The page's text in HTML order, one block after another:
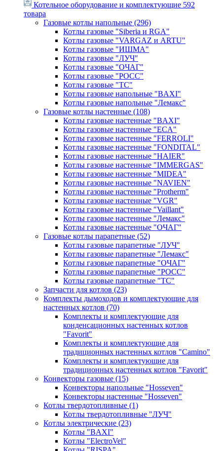
Котельное оборудование и комплектующие 592
товара
Газовые котлы напольные (296)
Котлы газовые "Siberia и RGA"
Котлы газовые "VARGAZ и ARTU"
Котлы газовые "ИШМА"
Котлы газовые "ЛУЧ"
Котлы газовые "ОЧАГ"
Котлы газовые "РОСС"
Котлы газовые "ТС"
Котлы газовые напольные "BAXI"
Котлы газовые напольные "Лемакс"
Газовые котлы настенные (108)
Котлы газовые настенные "BAXI"
Котлы газовые настенные "ECA"
Котлы газовые настенные "FERROLI"
Котлы газовые настенные "FONDITAL"
Котлы газовые настенные "HAIER"
Котлы газовые настенные "IMMERGAS"
Котлы газовые настенные "MIDEA"
Котлы газовые настенные "NAVIEN"
Котлы газовые настенные "Protherm"
Котлы газовые настенные "VGR"
Котлы газовые настенные "Vaillant"
Котлы газовые настенные "Лемакс"
Котлы газовые настенные "ОЧАГ"
Газовые котлы парапетные (52)
Котлы газовые парапетные "ЛУЧ"
Котлы газовые парапетные "Лемакс"
Котлы газовые парапетные "ОЧАГ"
Котлы газовые парапетные "РОСС"
Котлы газовые парапетные "ТС"
Запчасти для котлов (23)
Комплекты дымоходов и комплектующие для
настенных котлов (70)
Комплекты и комплектующие для
конденсационных настенных котлов
"Favorit"
Комплекты и комплектующие для
традиционных настенных котлов "Camino"
Комплекты и комплектующие для
традиционных настенных котлов "Favorit"
Конвекторы газовые (15)
Конвекторы напольные "Hosseven"
Конвекторы настенные "Hosseven"
Котлы твердотопливные (1)
Котлы твердотопливные "ЛУЧ"
Котлы электрические (23)
Котлы "BAXI"
Котлы "ElectroVel"